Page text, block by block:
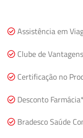
Assistência em
Clube de Vantagens
Certificação no
Desconto Farmácia*
Bradesco Saúde